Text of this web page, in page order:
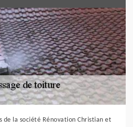
de la société Rénovation Christian et